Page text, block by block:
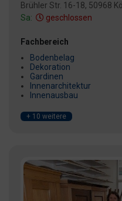
Brühler Str. 16-18, 50968
Sa:
geschlossen
Fachbereich
Bodenbelag
Dekoration
Gardinen
Innenarchitektur
Innenausbau
+ 10 weitere